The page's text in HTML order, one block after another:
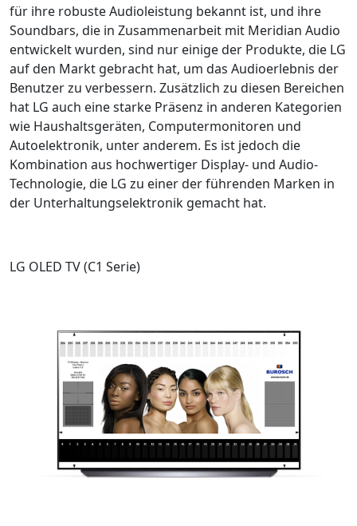
für ihre robuste Audioleistung bekannt ist, und ihre
Soundbars, die in Zusammenarbeit mit Meridian Audio
entwickelt wurden, sind nur einige der Produkte, die LG
auf den Markt gebracht hat, um das Audioerlebnis der
Benutzer zu verbessern. Zusätzlich zu diesen Bereichen
hat LG auch eine starke Präsenz in anderen Kategorien
wie Haushaltsgeräten, Computermonitoren und
Autoelektronik, unter anderem. Es ist jedoch die
Kombination aus hochwertiger Display- und Audio-
Technologie, die LG zu einer der führenden Marken in
der Unterhaltungselektronik gemacht hat.
LG OLED TV (C1 Serie)